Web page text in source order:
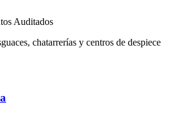
Auditados
chatarrerías y centros de despiece